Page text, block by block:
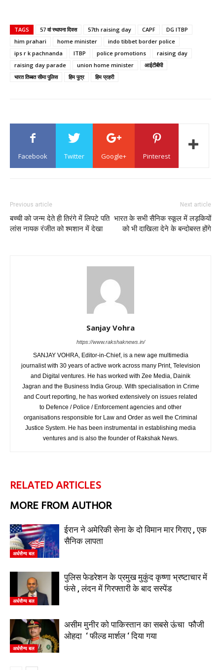
TAGS 57 वां स्थापना दिवस 57th raising day CAPF
DG ITBP
him prahari
home minister
indo tibbet border police
ips r k pachnanda
ITBP police promotions
raising day
raising day parade
union home minister
आईटीबीपी
भारत तिब्बत सीमा पुलिस
हिम पुत्र हिम प्रहरी
Facebook Twitter Google+ Pinterest
Previous article
बच्ची को जन्म देते ही तिरंगे में लिपटे पति
लांस नायक रंजीत को श्मशान में देखा
Next article
भारत के सभी सैनिक स्कूल में लड़कियों
को भी दाखिला देने के बन्दोबस्त होंगे
Sanjay Vohra
https://www.rakshaknews.in/
SANJAY VOHRA, Editor-in-Chief, is a new age multimedia
journalist with 30 years of active work across many Print, Television
and Digital ventures. He has worked with Zee Media, Dainik
Jagran and the Business India Group. With specialisation in Crime
and Court reporting, he has worked extensively on issues related
to Defence / Police / Enforcement agencies and other
organisations responsible for Law and Order as well the Criminal
Justice System. He has been instrumental in establishing media
ventures and is also the founder of Rakshak News.
RELATED ARTICLES
MORE FROM AUTHOR
अर्धसैन्य बल
ईरान ने अमेरिकी सेना के दो विमान मार गिराए , एक
सैनिक लापता
अर्धसैन्य बल
पुलिस फेडरेशन के प्रमुख मुकुंद कृष्णा भ्रष्टाचार में
फंसे , लंदन में गिरफ्तारी के बाद सस्पेंड
अर्धसैन्य बल
असीम मुनीर को पाकिस्तान का सबसे ऊंचा फौजी
ओहदा ‘ फील्ड मार्शल ‘ दिया गया